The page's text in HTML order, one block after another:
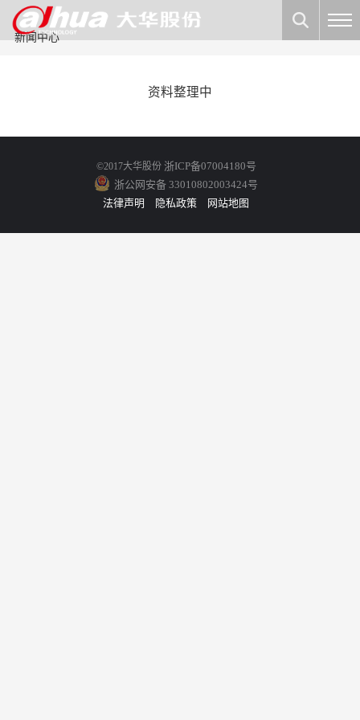
新闻中心
资料整理中
©2017大华股份 浙ICP备07004180号
浙公网安备 33010802003424号
法律声明
隐私政策 网站地图